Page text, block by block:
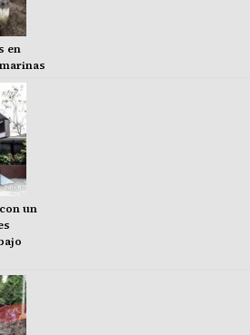
en
un